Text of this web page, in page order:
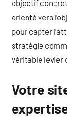
objectif
orienté vers
pour capter
stratégie
véritable levier
Votre